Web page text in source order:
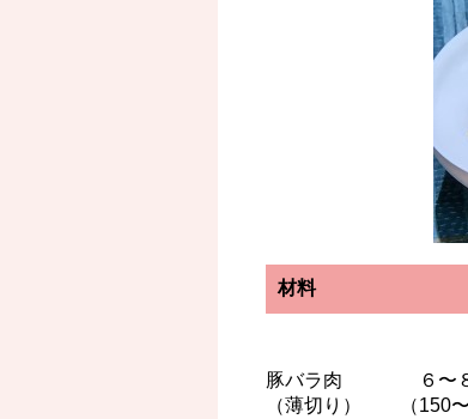
材料
豚バラ肉 ６〜
（薄切り） （150〜